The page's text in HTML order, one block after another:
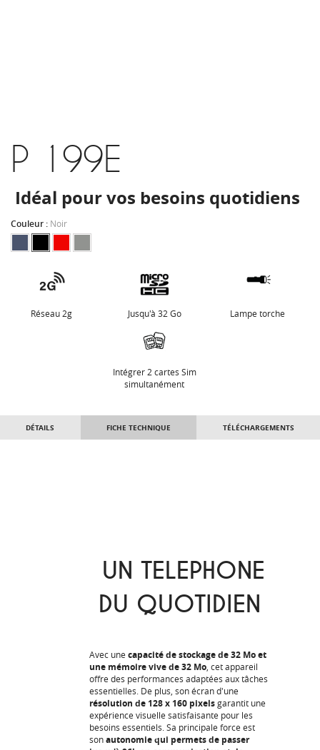
P 199E
Idéal pour vos besoins quotidiens
Couleur : Noir
Réseau 2g Jusqu'à 32 Go Lampe torche
Intégrer 2 cartes Sim
simultanément
DÉTAILS FICHE TECHNIQUE TÉLÉCHARGEMENTS
UN TELEPHONE
DU QUOTIDIEN
Avec une capacité de stockage de 32 Mo et
une mémoire vive de 32 Mo, cet appareil
offre des performances adaptées aux tâches
essentielles. De plus, son écran d'une
résolution de 128 x 160 pixelsgarantit une
expérience visuelle satisfaisante pour les
besoins essentiels. Sa principale force est
sonautonomie qui permets de passer